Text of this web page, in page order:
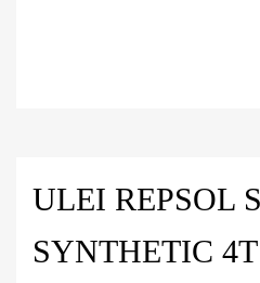
ULEI REPSOL
SYNTHETIC